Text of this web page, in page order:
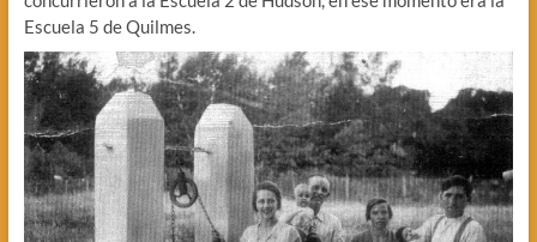
Escuela 5 de Quilmes.